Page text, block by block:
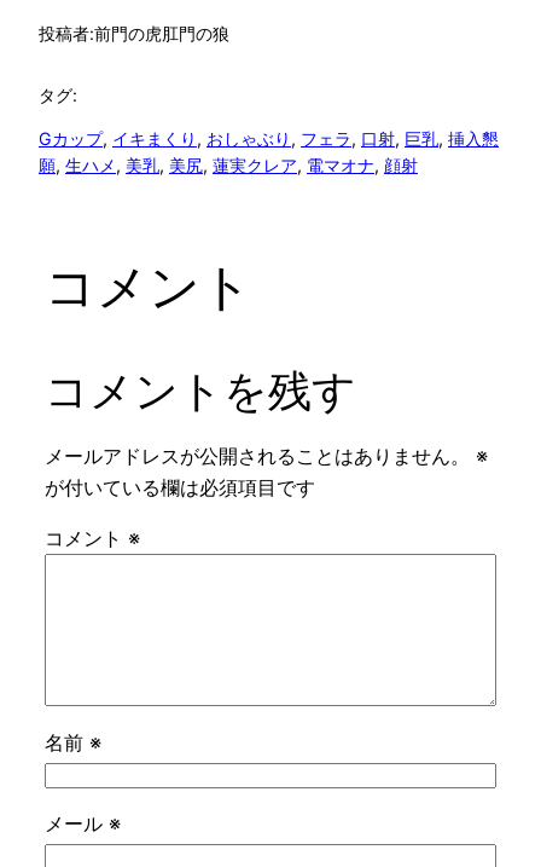
投稿者:前門の虎肛門の狼
タグ:
Gカップ, イキまくり , おしゃぶり , フェラ, 口射, 巨乳, 挿入懇
願, 生ハメ, 美乳, 美尻, 蓮実クレア, 電マオナ, 顔射
コメント
コメントを残す
メールアドレスが公開されることはありません。
※
が付いている欄は必須項目です
コメント ※
名前 ※
メール ※